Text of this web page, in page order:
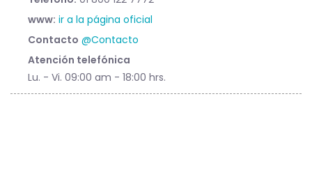
www: ir a la página oficial
Contacto @Contacto
Atención telefónica
Lu. - Vi. 09:00 am - 18:00 hrs.